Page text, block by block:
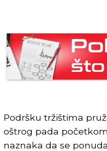
Podršku tržištima
oštrog pada
naznaka da se